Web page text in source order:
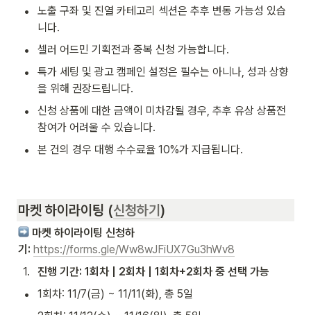
•
노출 구좌 및 진열 카테고리 섹션은 추후 변동 가능성 있습
니다.
• 셀러 어드민 기획전과 중복 신청 가능합니다.
•
특가 세팅 및 광고 캠페인 설정은 필수는 아니나, 성과 상향
을 위해 권장드립니다.
•
신청 상품에 대한 금액이 미차감될 경우, 추후 유상 상품전
참여가 어려울 수 있습니다.
• 본 건의 경우 대행 수수료율 10%가 지급됩니다.
마켓 하이라이팅 (신청하기 )
마켓 하이라이팅 신청하
기: https://forms.gle/Ww8wJFiUX7Gu3hWv8
1. 진행 기간: 1회차 | 2회차 | 1회차+2회차 중 선택 가능
• 1회차: 11/7(금) ~ 11/11(화), 총 5일